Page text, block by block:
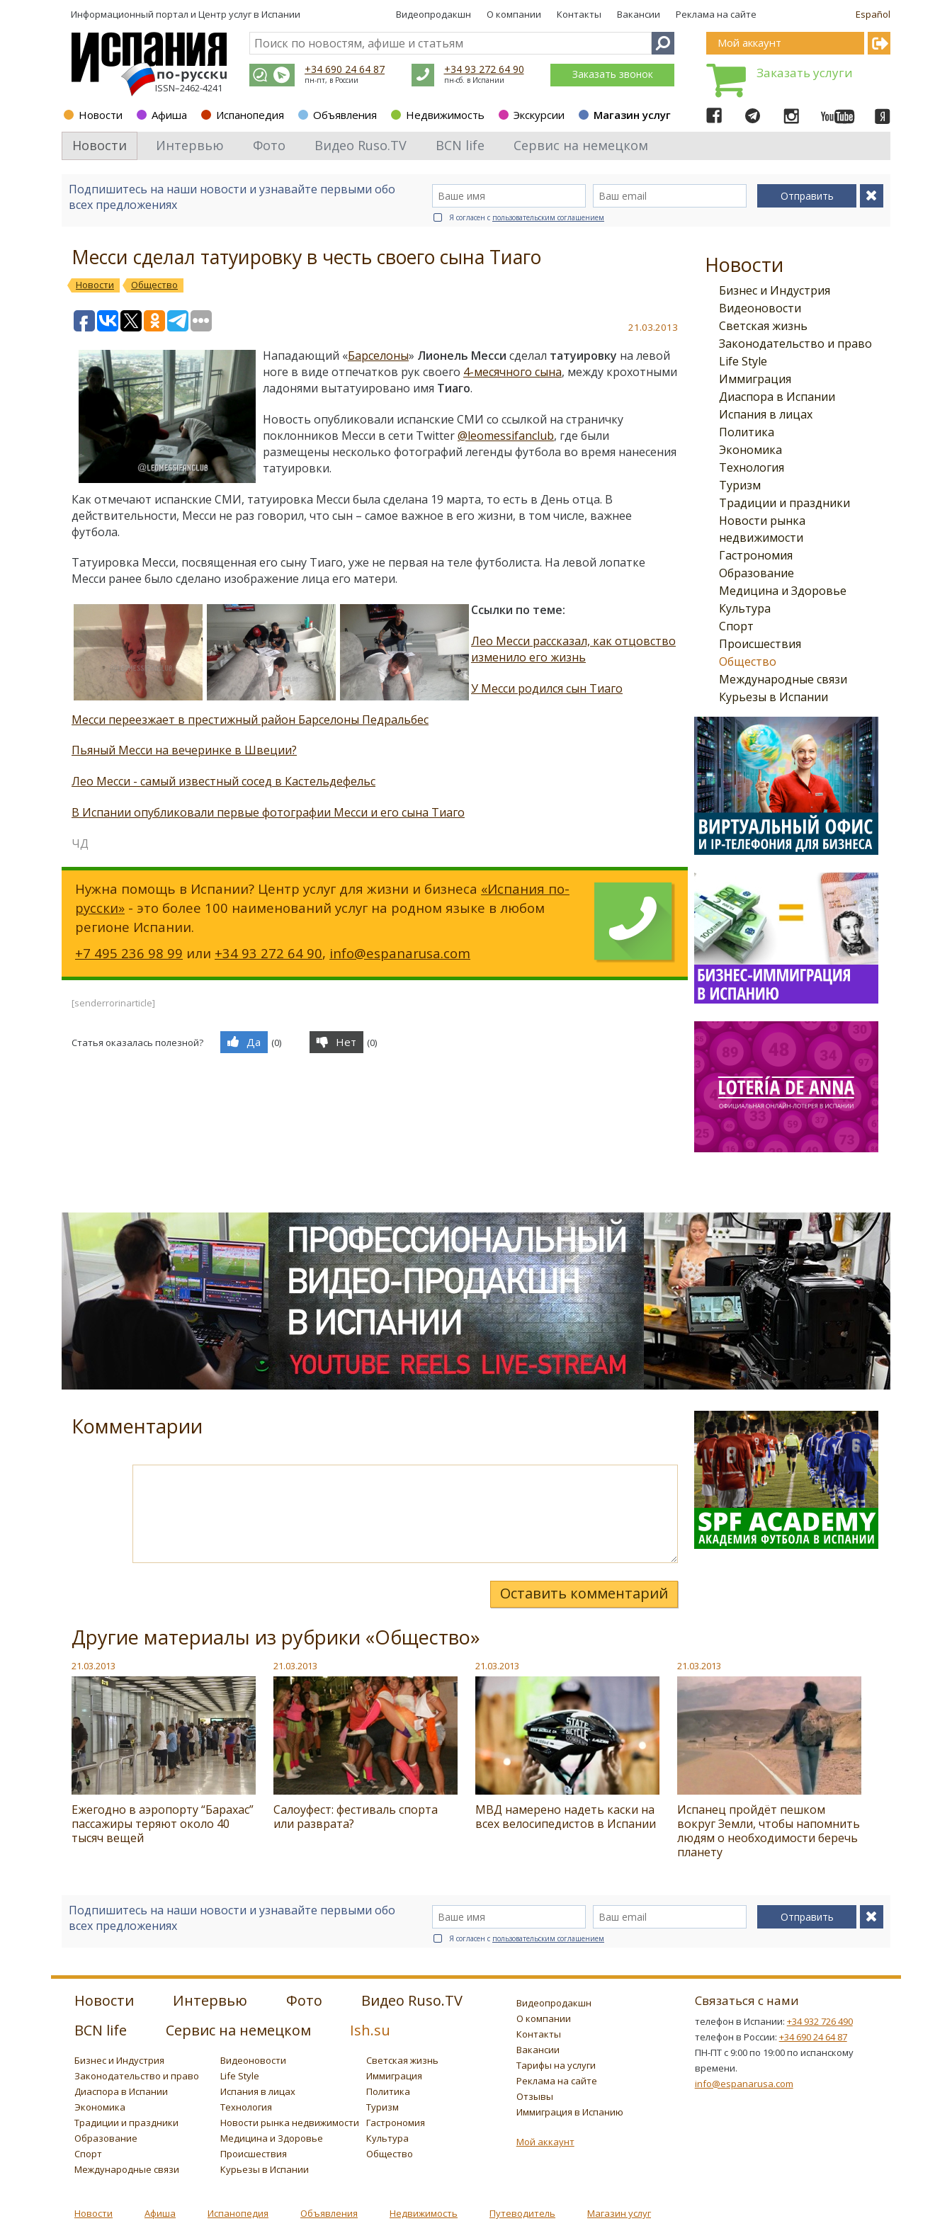
Информационный портал и Центр услуг в Испании Español
Видеопродакшн О компании Контакты Вакансии Реклама на сайте
ISSN–2462-4241
+34 690 24 64 87
пн-пт, в России
+34 93 272 64 90
пн-сб. в Испании Заказать звонок
Новости Афиша Испанопедия Объявления Недвижимость Экскурсии Магазин услуг
Мой аккаунт
Заказать услуги
Новости Интервью Фото Видео Ruso.TV BCN life Сервис на немецком
Подпишитесь на наши новости и узнавайте первыми обо
всех предложениях
Отправить
Я согласен с пользовательским соглашением
Новости
Бизнес и Индустрия
Видеоновости
Светская жизнь
Законодательство и право
Life Style
Иммиграция
Диаспора в Испании
Испания в лицах
Политика
Экономика
Технология
Туризм
Традиции и праздники
Новости рынка
недвижимости
Гастрономия
Образование
Медицина и Здоровье
Культура
Спорт
Происшествия
Общество
Международные связи
Курьезы в Испании
Месси сделал татуировку в честь своего сына Тиаго
Новости Общество
21.03.2013
Нападающий «Барселоны» Лионель Месси сделал татуировку на левой
ноге в виде отпечатков рук своего 4-месячного сына, между крохотными
ладонями вытатуировано имя Тиаго.
Новость опубликовали испанские СМИ со ссылкой на страничку
поклонников Месси в сети Twitter@leomessifanclub, где были
размещены несколько фотографий легенды футбола во время нанесения
татуировки.
Как отмечают испанские СМИ, татуировка Месси была сделана 19 марта, то есть в День отца. В
действительности, Месси не раз говорил, что сын – самое важное в его жизни, в том числе, важнее
футбола.
Татуировка Месси, посвященная его сыну Тиаго, уже не первая на теле футболиста. На левой лопатке
Месси ранее было сделано изображение лица его матери.
Ссылки по теме:
Лео Месси рассказал, как отцовство
изменило его жизнь
У Месси родился сын Тиаго
Месси переезжает в престижный район Барселоны Педральбес
Пьяный Месси на вечеринке в Швеции?
Лео Месси - самый известный сосед в Кастельдефельс
В Испании опубликовали первые фотографии Месси и его сына Тиаго
ЧД
Нужна помощь в Испании? Центр услуг для жизни и бизнеса «Испания по-
русски» - это более 100 наименований услуг на родном языке в любом
регионе Испании.
+7 495 236 98 99 или +34 93 272 64 90, info@espanarusa.com
[senderrorinarticle]
Статья оказалась полезной? Да (0) Нет (0)
Комментарии
Оставить комментарий
Другие материалы из рубрики «Общество»
21.03.2013
Ежегодно в аэропорту “Барахас”
пассажиры теряют около 40
тысяч вещей
21.03.2013
Салоуфест: фестиваль спорта
или разврата?
21.03.2013
МВД намерено надеть каски на
всех велосипедистов в Испании
21.03.2013
Испанец пройдёт пешком
вокруг Земли, чтобы напомнить
людям о необходимости беречь
планету
Подпишитесь на наши новости и узнавайте первыми обо
всех предложениях
Отправить
Я согласен с пользовательским соглашением
Новости Интервью Фото
Видео Ruso.TV
BCN life
Сервис на немецком Ish.su
Бизнес и Индустрия Видеоновости
Светская жизнь
Законодательство и право
Life Style
Иммиграция
Диаспора в Испании
Испания в лицах
Политика
Экономика
Технология
Туризм
Традиции и праздники
Новости рынка недвижимости
Гастрономия
Образование
Медицина и Здоровье
Культура
Спорт
Происшествия
Общество
Международные связи
Курьезы в Испании
Видеопродакшн
О компании
Контакты
Вакансии
Тарифы на услуги
Реклама на сайте
Отзывы
Иммиграция в Испанию
Мой аккаунт
Связаться с нами
телефон в Испании: +34 932 726 490
телефон в России: +34 690 24 64 87
ПН-ПТ с 9:00 по 19:00 по испанскому
времени.
info@espanarusa.com
Новости Афиша Испанопедия Объявления Недвижимость Путеводитель Магазин услуг